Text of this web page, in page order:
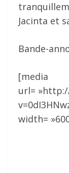
Jacinta et
Bande-
[media
url=
width=